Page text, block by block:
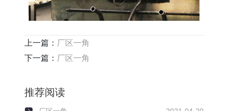
上一篇： 厂区一角
下一篇： 厂区一角
推荐阅读